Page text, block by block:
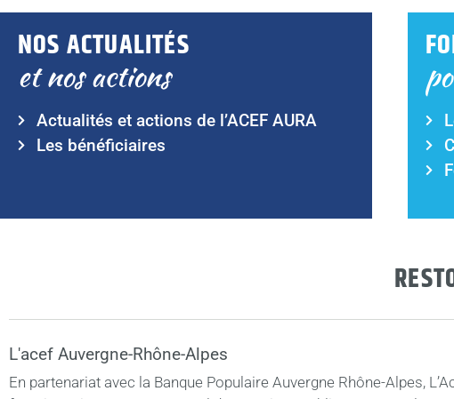
NOS ACTUALITÉS
et nos actions
Actualités et actions de l’ACEF AURA
Les bénéficiaires
L'acef Auvergne-Rhône-Alpes
En partenariat avec la Banque Populaire Auvergne Rhône-Alpes,